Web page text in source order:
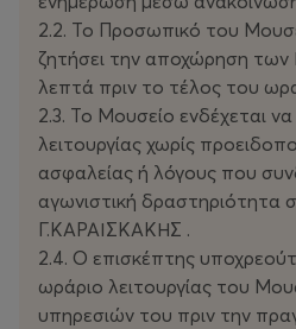
2.2. Το Προσωπικό του
ζητήσει την αποχώρηση των
λεπτά πριν το τέλος του
2.3. Το Μουσείο ενδέχεται
λειτουργίας χωρίς
ασφαλείας ή λόγους που
αγωνιστική δραστηριότητα
Γ.ΚΑΡΑΙΣΚΑΚΗΣ .
2.4. Ο επισκέπτης
ωράριο λειτουργίας του
υπηρεσιών του πριν την